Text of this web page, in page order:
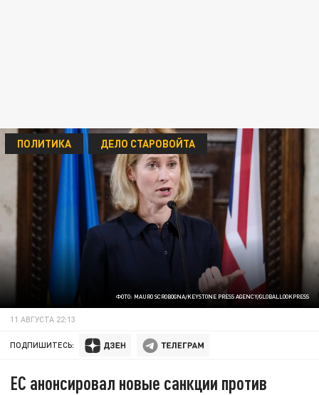
ФОТО: MAURO SCROBOGNA/KEYSTONE PRESS AGENCY/GLOBALLOOKPRESS
ПОЛИТИКА ДЕЛО СТАРОВОЙТА
11 АВГУСТА 22:13
ПОДПИШИТЕСЬ:
ЕС анонсировал новые санкции против